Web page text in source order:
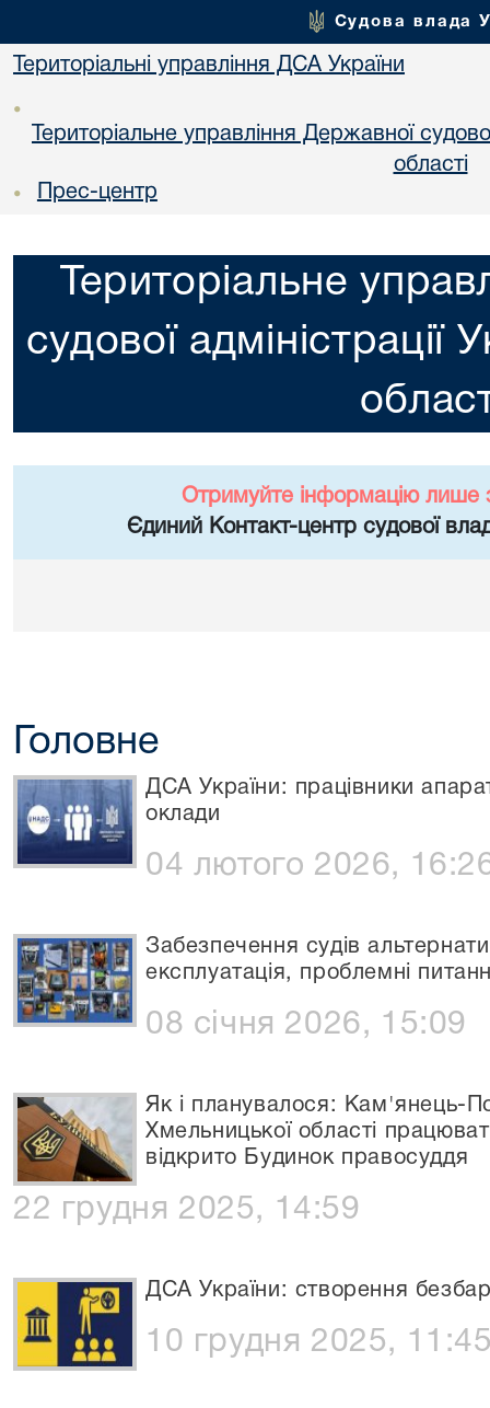
Судова влада
Територіальні управління ДСА України
•
Територіальне управління Державної
областi
• Прес-центр
Територіальне
судової адміністрації
Отримуйте інформацію лише
Єдиний Контакт-центр судової
Головне
ДСА України: працівники
оклади
04 лютого 2026,
Забезпечення судів
експлуатація, проблемні
08 січня 2026, 15:09
Як і планувалося: Кам'янець-
Хмельницької області
відкрито Будинок правосуддя
22 грудня 2025, 14:59
ДСА України: створення
10 грудня 2025,